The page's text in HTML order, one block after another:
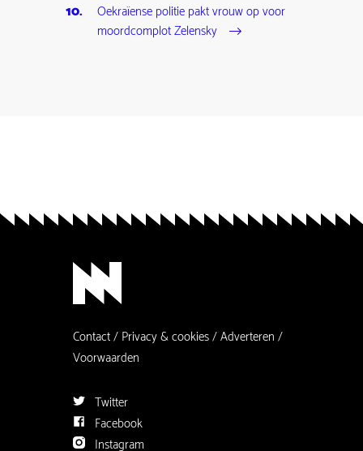
Oekraïense politie pakt vrouw op voor
moordcomplot Zelensky
Contact Privacy & cookies Adverteren
Voorwaarden
Twitter
Facebook
Instagram